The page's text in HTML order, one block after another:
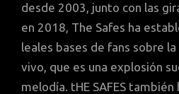
desde 2003, junto con las
en 2018, The Safes ha
leales bases de fans sobre
vivo, que es una explosión
melodía. tHE SAFES